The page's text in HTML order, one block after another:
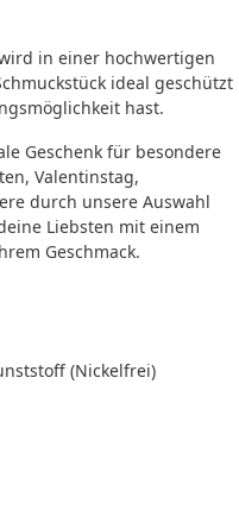
in einer hochwertigen
ideal geschützt
hast.
Geschenk für besondere
Valentinstag,
durch unsere Auswahl
Liebsten mit einem
Geschmack.
(Nickelfrei)